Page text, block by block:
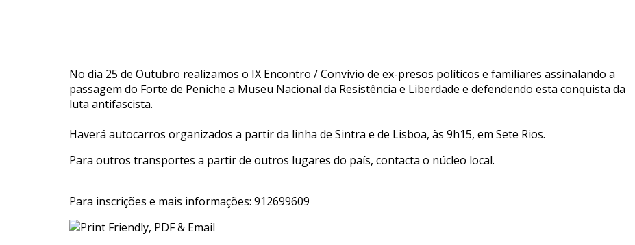
No dia 25 de Outubro realizamos o IX Encontro / Convívio de ex-presos políticos e familiares assinalando a
passagem do Forte de Peniche a Museu Nacional da Resistência e Liberdade e defendendo esta conquista da
luta antifascista.
Haverá autocarros organizados a partir da linha de Sintra e de Lisboa, às 9h15, em Sete Rios.
Para outros transportes a partir de outros lugares do país, contacta o núcleo local.
Para inscrições e mais informações: 912699609